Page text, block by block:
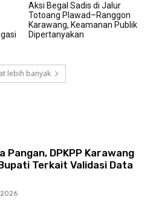
Aksi Begal Sadis di Jalur
Totoang Plawad–Ranggon
Karawang, Keamanan Publik
Dipertanyakan
lebih banyak
Pangan, DPKPP Karawang
Terkait Validasi Data
2026